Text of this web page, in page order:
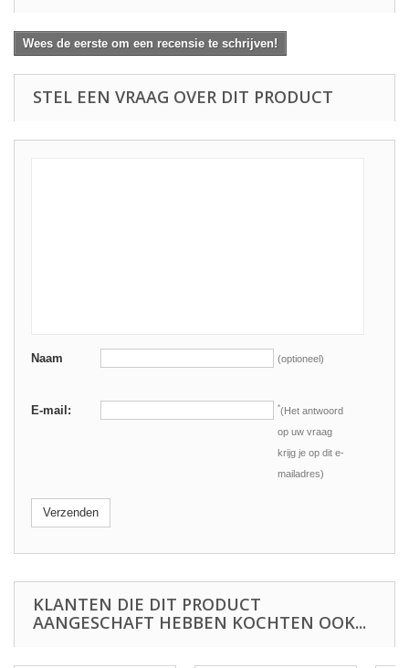
Wees de eerste om een recensie te schrijven!
STEL EEN VRAAG OVER DIT PRODUCT
Naam (optioneel)
E-mail: *(Het antwoord
op uw vraag
krijg je op dit e-
mailadres)
Verzenden
KLANTEN DIE DIT PRODUCT
AANGESCHAFT HEBBEN KOCHTEN OOK...